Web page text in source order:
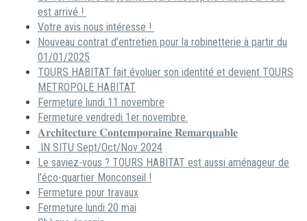
est arrivé !
Votre avis nous intéresse !
Nouveau contrat d’entretien pour la robinetterie à partir du
01/01/2025
TOURS HABITAT fait évoluer son identité et devient TOURS
METROPOLE HABITAT
Fermeture lundi 11 novembre
Fermeture vendredi 1er novembre.
𝐀𝐫𝐜𝐡𝐢𝐭𝐞𝐜𝐭𝐮𝐫𝐞 𝐂𝐨𝐧𝐭𝐞𝐦𝐩𝐨𝐫𝐚𝐢𝐧𝐞 𝐑𝐞𝐦𝐚𝐫𝐪𝐮𝐚𝐛𝐥𝐞
IN SITU Sept/Oct/Nov 2024
Le saviez-vous ? TOURS HABITAT est aussi aménageur de
l’éco-quartier Monconseil !
Fermeture pour travaux
Fermeture lundi 20 mai